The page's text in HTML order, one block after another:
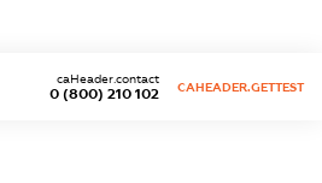
0 (800) 210 102
caHeader.contact
CAHEADER.GETTEST